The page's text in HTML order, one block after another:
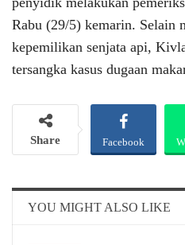
Rabu (29/5) kemarin. Selain
kepemilikan senjata api,
tersangka kasus dugaan
Share Facebook
YOU MIGHT ALSO LIKE